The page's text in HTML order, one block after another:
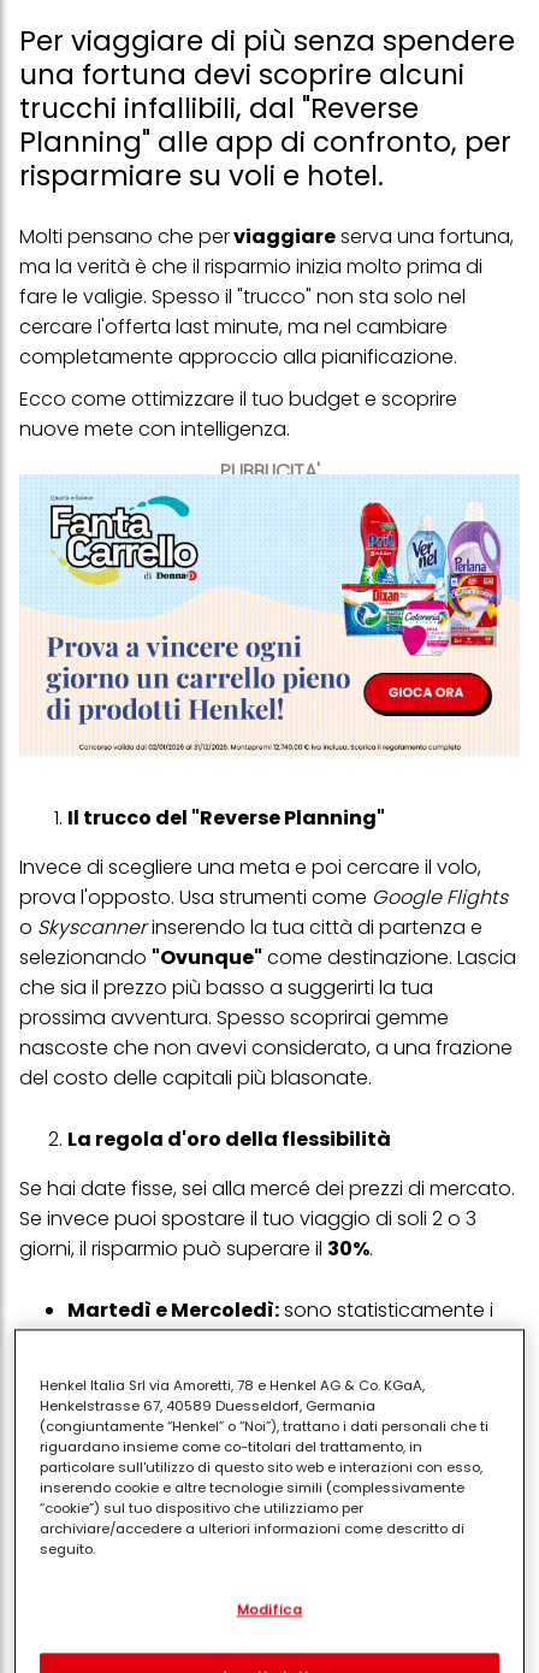
Per viaggiare di più senza spendere
una fortuna devi scoprire alcuni
trucchi infallibili, dal "Reverse
Planning" alle app di confronto, per
risparmiare su voli e hotel.
PUBBLICITA'
Molti pensano che perviaggiareserva una fortuna,
ma la verità è che il risparmio inizia molto prima di
fare le valigie. Spesso il "trucco" non sta solo nel
cercare l'offerta last minute, ma nel cambiare
completamente approccio alla pianificazione.
Ecco come ottimizzare il tuo budget e scoprire
nuove mete con intelligenza.
Il trucco del "Reverse Planning"
Invece di scegliere una meta e poi cercare il volo,
prova l'opposto. Usa strumenti come Google Flights
o Skyscannerinserendo la tua città di partenza e
selezionando "Ovunque" come destinazione. Lascia
che sia il prezzo più basso a suggerirti la tua
prossima avventura. Spesso scoprirai gemme
nascoste che non avevi considerato, a una frazione
del costo delle capitali più blasonate.
La regola d'oro della flessibilità
Se hai date fisse, sei alla mercé dei prezzi di mercato.
Se invece puoi spostare il tuo viaggio di soli 2 o 3
giorni, il risparmio può superare il 30%.
Martedì e Mercoledì:sono statisticamente i
giorni più economici per volare.
viaggiare subito prima o subito dopo l'alta
stagione (es. maggio/giugno o
settembre/ottobre per l'Europa) ti garantisce
clima ottimo, meno folla e prezzi dimezzati.
Navigazione in incognito e VPN
È un segreto di Pulcinella, ma funziona ancora: i siti di
Henkel Italia Srl via Amoretti, 78 e Henkel AG & Co. KGaA,
Henkelstrasse 67, 40589 Duesseldorf, Germania
(congiuntamente “Henkel” o “Noi”), trattano i dati personali che ti
riguardano insieme come co-titolari del trattamento, in
particolare sull'utilizzo di questo sito web e interazioni con esso,
inserendo cookie e altre tecnologie simili (complessivamente
“cookie”) sul tuo dispositivo che utilizziamo per
archiviare/accedere a ulteriori informazioni come descritto di
seguito.
separati o co-titolari come indicato nella nostra Informativa sulla
pixel, impronte digitali e tecnologie simili" utilizzeremo anche
Modifica